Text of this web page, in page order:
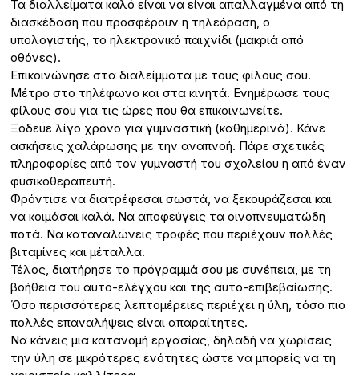
Τα διαλλείματα καλό είναι να είναι απαλλαγμένα από τη
διασκέδαση που προσφέρουν η τηλεόραση, ο
υπολογιστής, το ηλεκτρονικό παιχνίδι (μακριά από
οθόνες).
Επικοινώνησε στα διαλείμματα με τους φίλους σου.
Μέτρο στο τηλέφωνο και στα κινητά. Ενημέρωσε τους
φίλους σου για τις ώρες που θα επικοινωνείτε.
Ξόδευε λίγο χρόνο για γυμναστική (καθημερινά). Κάνε
ασκήσεις χαλάρωσης με την αναπνοή. Πάρε σχετικές
πληροφορίες από τον γυμναστή του σχολείου η από έναν
φυσικοθεραπευτή.
Φρόντισε να διατρέφεσαι σωστά, να ξεκουράζεσαι και
να κοιμάσαι καλά. Να αποφεύγεις τα οινοπνευματώδη
ποτά. Να καταναλώνεις τροφές που περιέχουν πολλές
βιταμίνες και μέταλλα.
Τέλος, διατήρησε το πρόγραμμά σου με συνέπεια, με τη
βοήθεια του αυτο-ελέγχου και της αυτο-επιβεβαίωσης.
Όσο περισσότερες λεπτομέρειες περιέχει η ύλη, τόσο πιο
πολλές επαναλήψεις είναι απαραίτητες.
Να κάνεις μια κατανομή εργασίας, δηλαδή να χωρίσεις
την ύλη σε μικρότερες ενότητες ώστε να μπορείς να τη